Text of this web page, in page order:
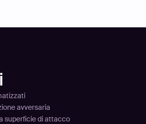
avversaria
superficie di attacco